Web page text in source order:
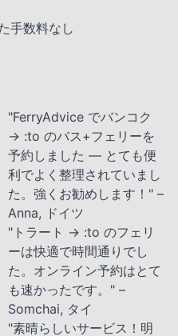
手数料なし
"FerryAdvice でバンコク
→ :to のバス+フェリーを
予約しました — とても便
利でよく整理されていまし
た。強くお勧めします！" –
Anna, ドイツ
"トラート → :to のフェリ
ーは快適で時間通りでし
た。オンライン予約はとて
も速かったです。" –
Somchai, タイ
"素晴らしいサービス！明